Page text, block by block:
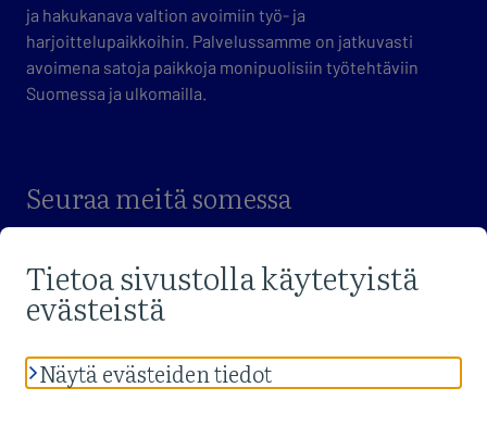
ja hakukanava valtion avoimiin työ- ja
harjoittelupaikkoihin. Palvelussamme on jatkuvasti
avoimena satoja paikkoja monipuolisiin työtehtäviin
Suomessa ja ulkomailla.
Seuraa meitä somessa
Lue palveluntietosuojaselosteetsekä